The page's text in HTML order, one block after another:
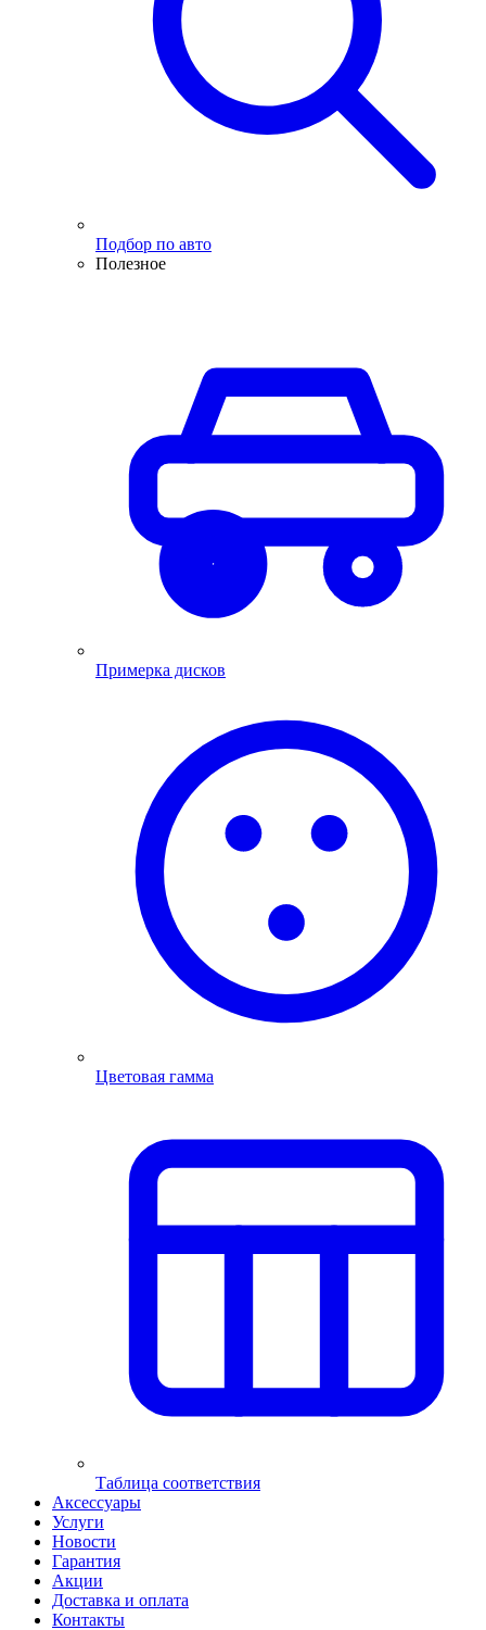
Подбор по авто
Полезное
Примерка дисков
Цветовая гамма
Таблица соответствия
Аксессуары
Услуги
Новости
Гарантия
Акции
Доставка и оплата
Контакты